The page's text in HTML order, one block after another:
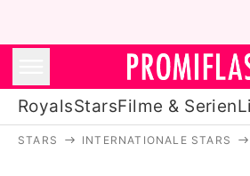
RoyalsStarsFilme & Serien
STARS INTERNATIONALE STARS